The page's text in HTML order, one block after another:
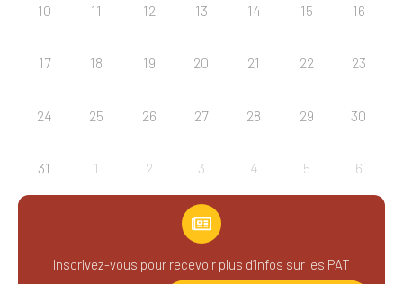
10 11 12 13 14 15 16
17 18 19 20 21 22 23
24 25 26 27 28 29 30
31 1 2 3 4 5 6
Inscrivez-vous pour recevoir plus d’infos sur les PAT